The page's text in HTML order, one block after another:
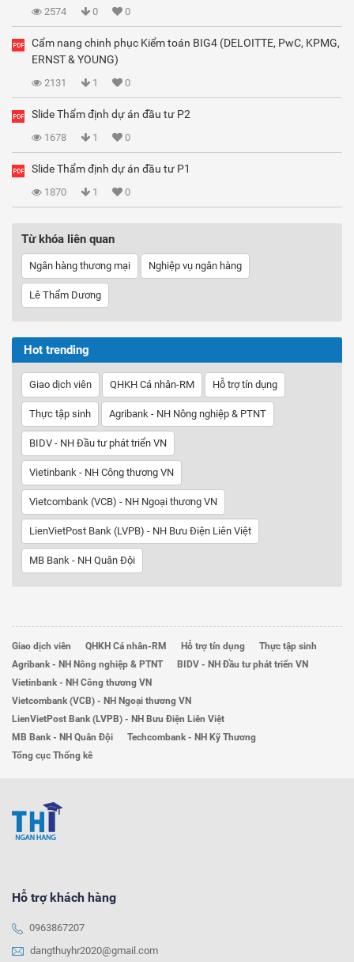
2574 0 0
Cẩm nang chinh phục Kiểm toán BIG4 (DELOITTE, PwC, KPMG,
ERNST & YOUNG)
2131 1 0
Slide Thẩm định dự án đầu tư P2
1678 1 0
Slide Thẩm định dự án đầu tư P1
1870 1 0
Từ khóa liên quan
Ngân hàng thương mại Nghiệp vụ ngân hàng
Lê Thẩm Dương
Hot trending
Giao dịch viên QHKH Cá nhân-RM Hỗ trợ tín dụng
Thực tập sinh Agribank - NH Nông nghiệp & PTNT
BIDV - NH Đầu tư phát triển VN
Vietinbank - NH Công thương VN
Vietcombank (VCB) - NH Ngoại thương VN
LienVietPost Bank (LVPB) - NH Bưu Điện Liên Việt
MB Bank - NH Quân Đội
Giao dịch viên QHKH Cá nhân-RM Hỗ trợ tín dụng
Thực tập sinh
Agribank - NH Nông nghiệp & PTNT
BIDV - NH Đầu tư phát triển VN
Vietinbank - NH Công thương VN
Vietcombank (VCB) - NH Ngoại thương VN
LienVietPost Bank (LVPB) - NH Bưu Điện Liên Việt
MB Bank - NH Quân Đội
Techcombank - NH Kỹ Thương
Tổng cục Thống kê
Hỗ trợ khách hàng
0963867207
dangthuyhr2020@gmail.com